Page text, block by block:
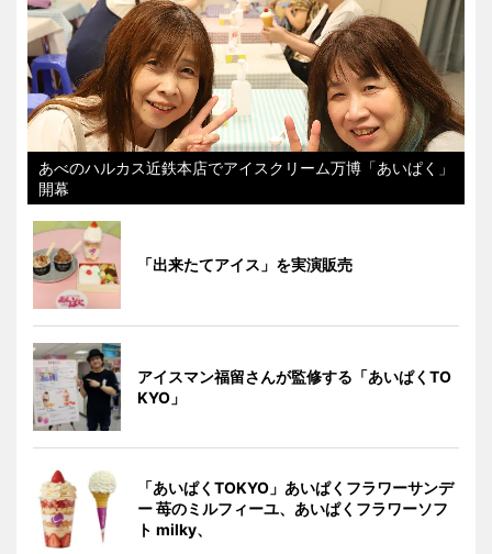
あべのハルカス近鉄本店でアイスクリーム万博「あいぱく」
開幕
「出来たてアイス」を実演販売
アイスマン福留さんが監修する「あいぱくTO
KYO」
「あいぱくTOKYO」あいぱくフラワーサンデ
ー 苺のミルフィーユ、あいぱくフラワーソフ
ト milky、